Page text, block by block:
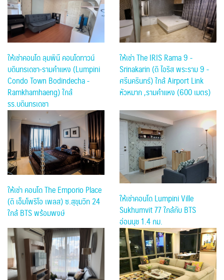
ให้เช่าคอนโด ลุมพินี คอนโดทาวน์
บดินทรเดชา-รามคำแหง (Lumpini
Condo Town Bodindecha -
Ramkhamhaeng) ใกล้
รร.บดินทรเดชา
ให้เช่า The IRIS Rama 9 -
Srinakarin (ดิ ไอริส พระราม 9 -
ศรีนครินทร์) ใกล้ Airport Link
หัวหมาก ,รามคำแหง (600 เมตร)
ให้เช่า คอนโด The Emporio Place
(ดิ เอ็มโพริโอ เพลส) ซ.สุขุมวิท 24
ใกล้ BTS พร้อมพงษ์
ให้เช่าคอนโด Lumpini Ville
Sukhumvit 77 ใกล้กับ BTS
อ่อนนุช 1.4 กม.